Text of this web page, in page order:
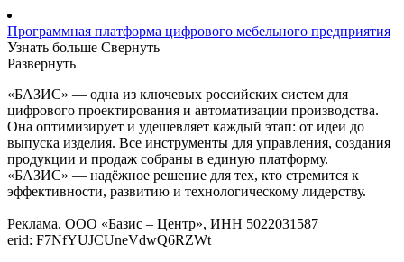
Программная платформа цифрового мебельного предприятия
Узнать больше Свернуть
Развернуть
«БАЗИС» — одна из ключевых российских систем для
цифрового проектирования и автоматизации производства.
Она оптимизирует и удешевляет каждый этап: от идеи до
выпуска изделия. Все инструменты для управления, создания
продукции и продаж собраны в единую платформу.
«БАЗИС» — надёжное решение для тех, кто стремится к
эффективности, развитию и технологическому лидерству.
Реклама. ООО «Базис – Центр», ИНН 5022031587
erid: F7NfYUJCUneVdwQ6RZWt